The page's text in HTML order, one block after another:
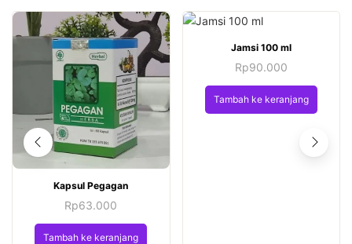
Kapsul Pegagan
Rp63.000
Tambah ke keranjang
Jamsi 100 ml
Rp90.000
Tambah ke keranjang